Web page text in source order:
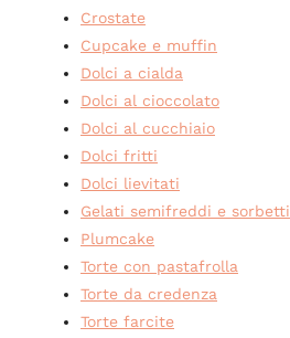
Crostate
Cupcake e muffin
Dolci a cialda
Dolci al cioccolato
Dolci al cucchiaio
Dolci fritti
Dolci lievitati
Gelati semifreddi e sorbetti
Plumcake
Torte con pastafrolla
Torte da credenza
Torte farcite